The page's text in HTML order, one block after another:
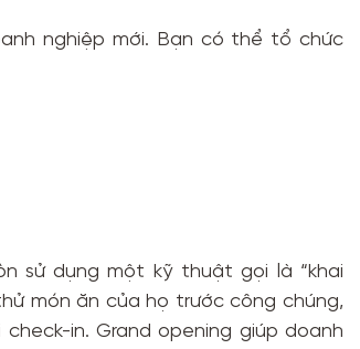
nghiệp mới. Bạn có thể tổ chức
sử dụng một kỹ thuật gọi là “khai
món ăn của họ trước công chúng,
in. Grand opening giúp doanh